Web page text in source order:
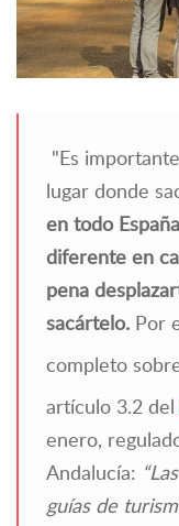
"Es
lugar donde
en todo
diferente en
pena
sacártelo. Por
completo
artículo 3.2 del
enero,
Andalucía:
guías de